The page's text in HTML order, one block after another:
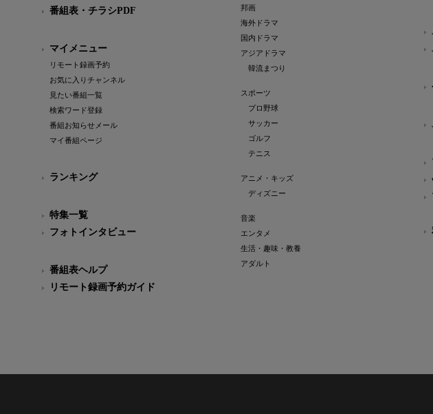
番組表・チラシPDF
マイメニュー
リモート録画予約
お気に入りチャンネル
見たい番組一覧
検索ワード登録
番組お知らせメール
マイ番組ページ
ランキング
特集一覧
フォトインタビュー
番組表ヘルプ
リモート録画予約ガイド
邦画
海外ドラマ
国内ドラマ
アジアドラマ
韓流まつり
スポーツ
プロ野球
サッカー
ゴルフ
テニス
アニメ・キッズ
ディズニー
音楽
エンタメ
生活・趣味・教養
アダルト